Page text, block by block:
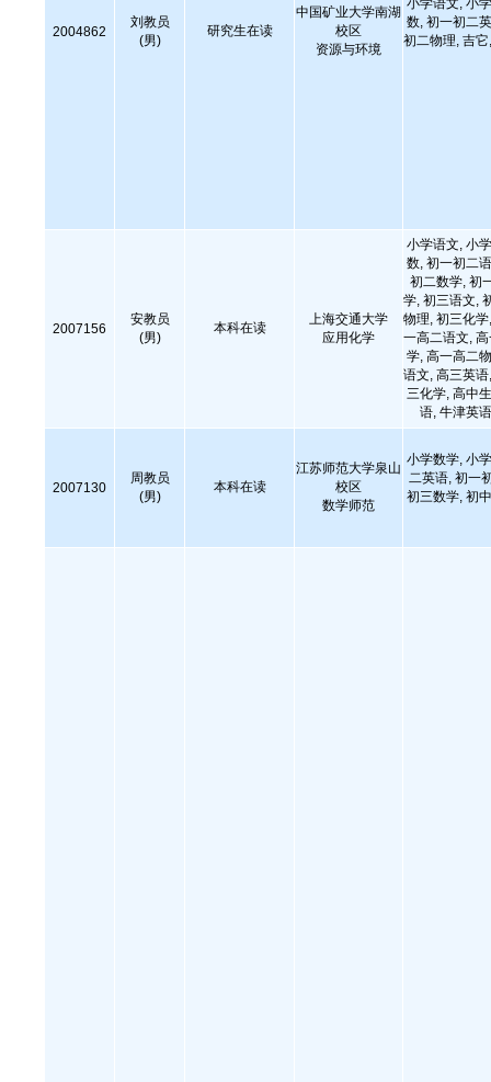
2004862
刘教员
(男)
研究生在读
中国矿业大学南湖
校区
资源与环境
小学语文, 小
数, 初一初二
初二物理, 吉
2007156
安教员
(男)
本科在读
上海交通大学
应用化学
小学语文, 小
数, 初一初二
初二数学, 初
学, 初三语文,
物理, 初三化
一高二语文,
学, 高一高二
语文, 高三英
三化学, 高中
语, 牛津英
2007130
周教员
(男)
本科在读
江苏师范大学泉山
校区
数学师范
小学数学, 小
二英语, 初一
初三数学, 初